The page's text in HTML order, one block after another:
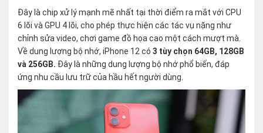
Đây là chip xử lý mạnh mẽ nhất tại thời điểm ra mắt với CPU
6 lõi và GPU 4 lõi, cho phép thực hiện các tác vụ nặng như
chỉnh sửa video, chơi game đồ họa cao một cách mượt mà.
Về dung lượng bộ nhớ, iPhone 12 có 3 tùy chọn 64GB, 128GB
và 256GB. Đây là những dung lượng bộ nhớ phổ biến, đáp
ứng nhu cầu lưu trữ của hầu hết người dùng.